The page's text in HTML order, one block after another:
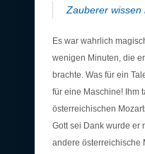
Zauberer wissen
Es war wahrlich
wenigen Minuten, die
brachte. Was für ein
für eine Maschine! Ihm
österreichischen
Gott sei Dank wurde er
andere österreichische